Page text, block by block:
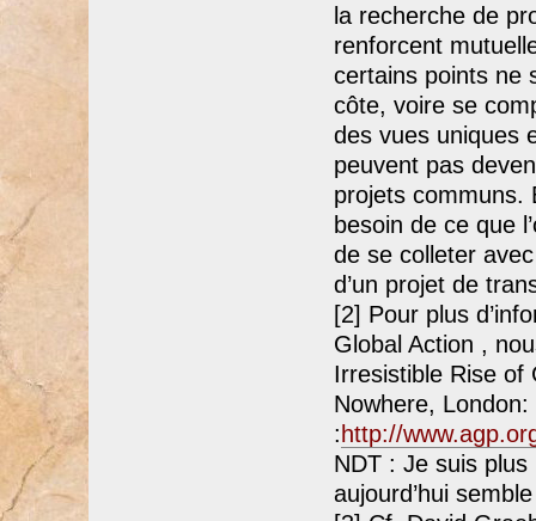
la recherche de
renforcent
certains points ne
côte, voire se
des vues uniques
peuvent pas
projets communs.
besoin de ce que
de se colleter
d’un projet de
[2] Pour plus
Global Action ,
Irresistible Rise of
Nowhere,
:http://
NDT : Je suis
aujourd’hui